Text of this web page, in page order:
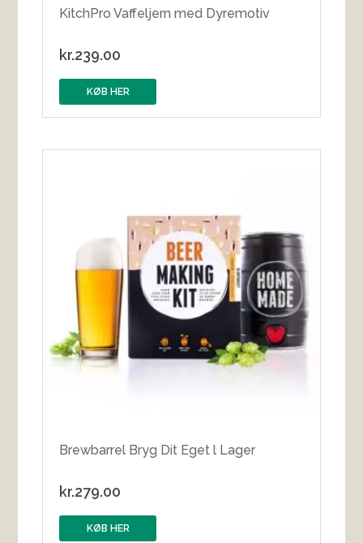
KitchPro Vaffeljern med Dyremotiv
kr.239.00
KØB HER
Brewbarrel Bryg Dit Eget l Lager
kr.279.00
KØB HER